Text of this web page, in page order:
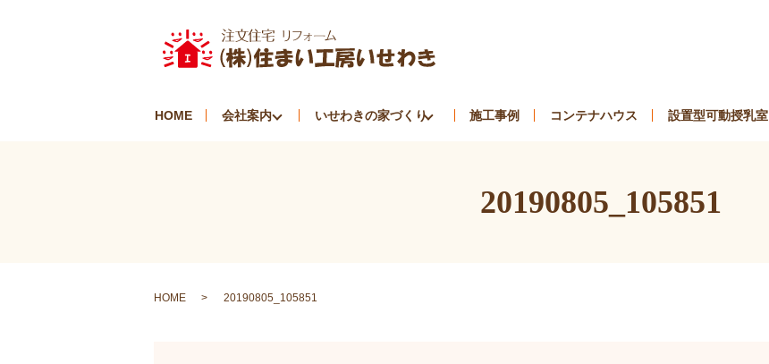
HOME 会社案内 いせわきの家づくり 施工事例 コンテナハウス 設置型可動授乳室
20190805_105851
HOME 20190805_105851